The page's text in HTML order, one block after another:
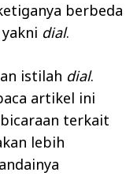
berbeda
dial.
istilah dial.
artikel ini
terkait
lebih